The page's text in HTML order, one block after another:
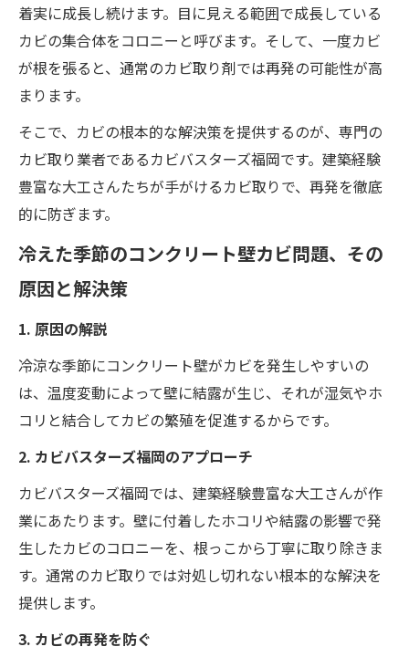
着実に成長し続けます。目に見える範囲で成長している
カビの集合体をコロニーと呼びます。そして、一度カビ
が根を張ると、通常のカビ取り剤では再発の可能性が高
まります。
そこで、カビの根本的な解決策を提供するのが、専門の
カビ取り業者であるカビバスターズ福岡です。建築経験
豊富な大工さんたちが手がけるカビ取りで、再発を徹底
的に防ぎます。
冷えた季節のコンクリート壁カビ問題、その
原因と解決策
1. 原因の解説
冷涼な季節にコンクリート壁がカビを発生しやすいの
は、温度変動によって壁に結露が生じ、それが湿気やホ
コリと結合してカビの繁殖を促進するからです。
2. カビバスターズ福岡のアプローチ
カビバスターズ福岡では、建築経験豊富な大工さんが作
業にあたります。壁に付着したホコリや結露の影響で発
生したカビのコロニーを、根っこから丁寧に取り除きま
す。通常のカビ取りでは対処し切れない根本的な解決を
提供します。
3. カビの再発を防ぐ